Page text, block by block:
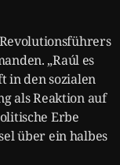
„Raúl es
in den sozialen
als Reaktion auf
Erbe
über ein halbes